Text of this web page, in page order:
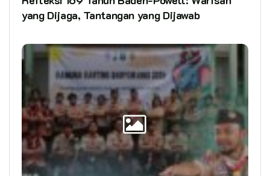
yang Dijaga, Tantangan yang Dijawab